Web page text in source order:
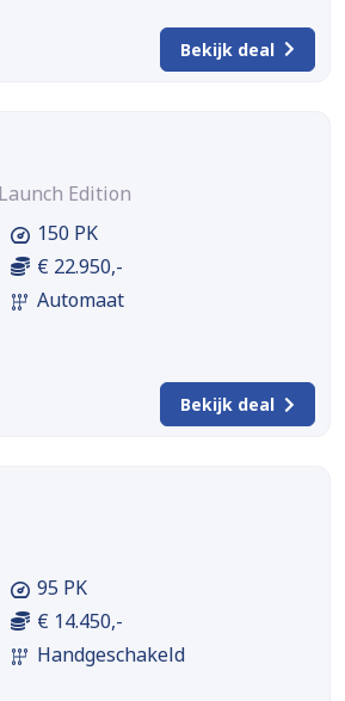
Bekijk deal
Edition
150 PK
€ 22.950,-
Automaat
Bekijk deal
95 PK
€ 14.450,-
Handgeschakeld